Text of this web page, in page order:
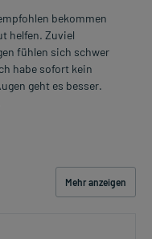
bekommen
helfen. Zuviel
fühlen sich schwer
habe sofort kein
geht es besser.
Mehr anzeigen